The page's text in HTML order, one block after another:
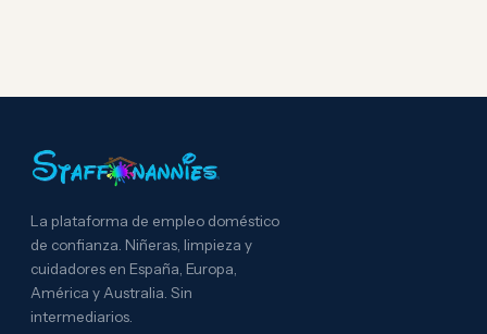
La plataforma de empleo doméstico
de confianza. Niñeras, limpieza y
cuidadores en España, Europa,
América y Australia. Sin
intermediarios.